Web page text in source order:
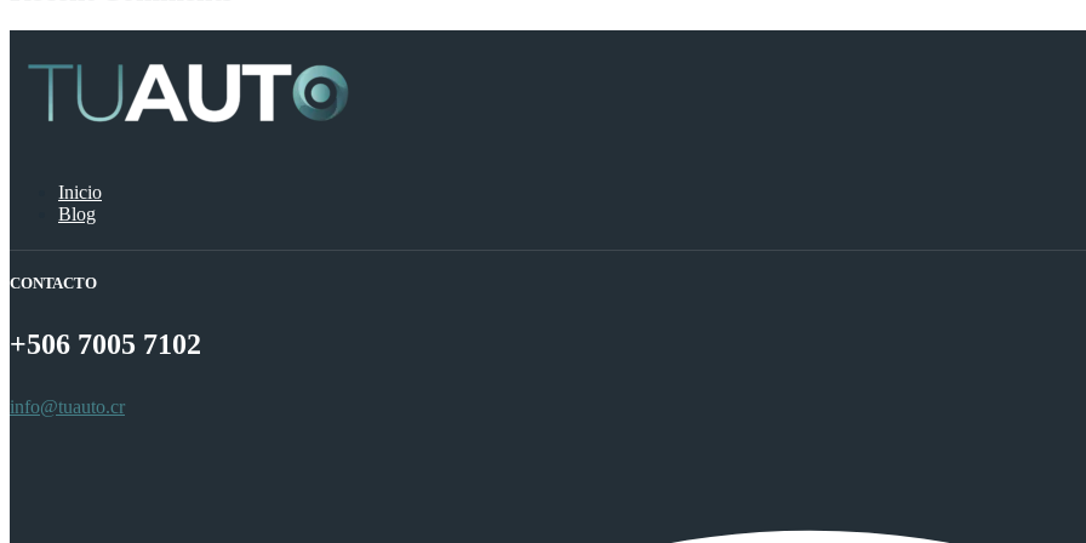
Inicio
Blog
CONTACTO
+506 7005 7102
info@tuauto.cr